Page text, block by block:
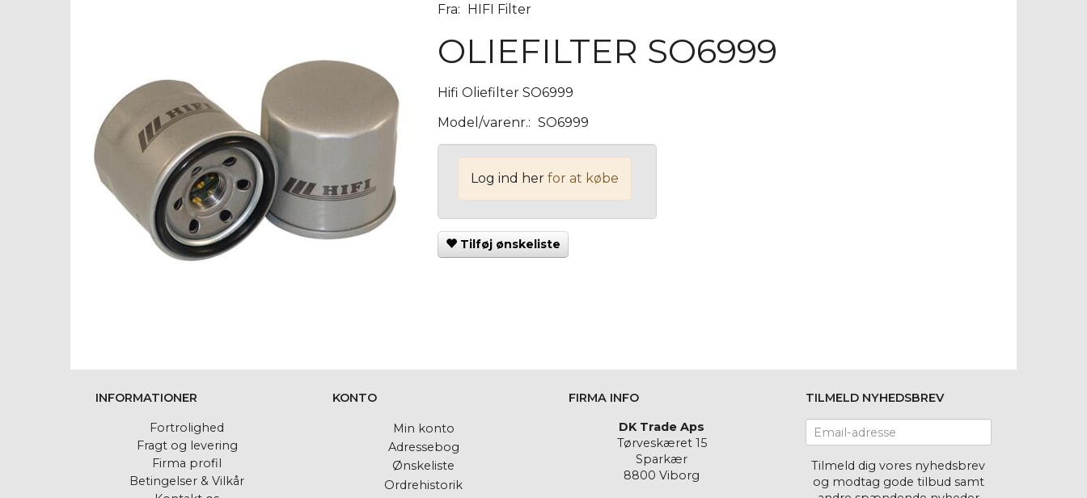
Fra: HIFI Filter
OLIEFILTER SO6999
Hifi Oliefilter SO6999
Model/varenr.: SO6999
Log ind herfor at købe
Tilføj ønskeliste
INFORMATIONER
Fortrolighed
Fragt og levering
Firma profil
Betingelser & Vilkår
KONTO
Min konto
Adressebog
Ønskeliste
Ordrehistorik
FIRMA INFO
DK Trade Aps
Tørveskæret 15
Sparkær
8800 Viborg
TILMELD NYHEDSBREV
adresse
Tilmeld dig vores nyhedsbrev
og modtag gode tilbud samt